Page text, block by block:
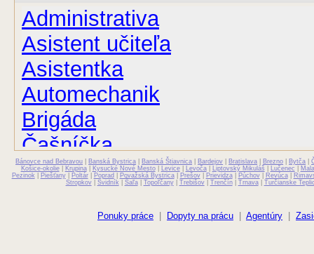
Administrativa
Asistent učiteľa
Asistentka
Automechanik
Brigáda
Čašníčka
Čašník
Farmaceut
Bánovce nad Bebravou Banská Bystrica Banská Štiavnica Bardejov Bratislava Brezno Bytča |
Košice-okolie| Krupina| Kysucké Nové Mesto| Levice| Levoča| Liptovský Mikuláš Lučenec
Pezinok
Piešťany| Poltár| Poprad Považská Bystrica| Prešov| Prievidza| Púchov| Revúca|
Stropkov| Svidník Šaľa| Topoľčany| Trebišov| Trenčín| Trnava| Turčianske
Ponuky práce Dopyty na prácu Agentúry